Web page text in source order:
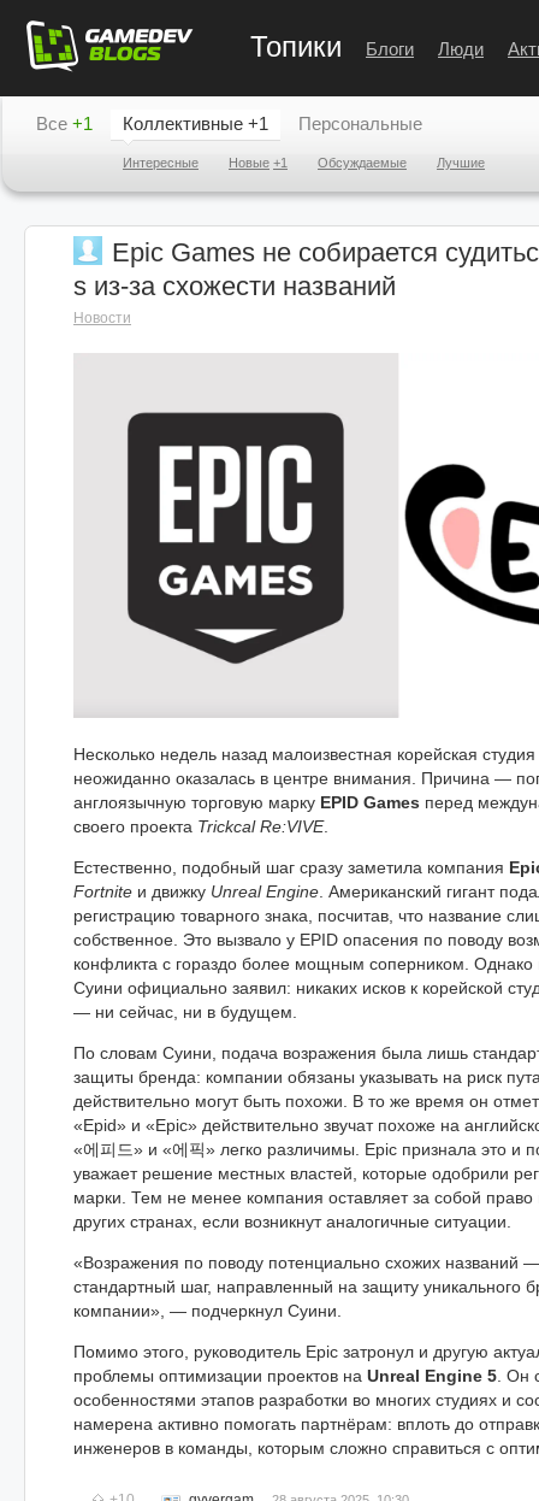
Топики Блоги Люди
Все +1 Коллективные +1
Интересные Новые +1 Обсуждаемые Лучшие
Персональные
Epic Games не собирается
s из-за схожести названий
Новости
Несколько недель назад малоизвестная корейская
неожиданно оказалась в центре внимания. Причина —
англоязычную торговую марку EPID Games перед
своего проекта Trickcal Re:VIVE.
Естественно, подобный шаг сразу заметила компания
Fortnite и движку Unreal Engine . Американский гигант
регистрацию товарного знака, посчитав, что название
собственное. Это вызвало у EPID опасения по поводу
конфликта с гораздо более мощным соперником. Однако
Суини официально заявил: никаких исков к корейской
— ни сейчас, ни в будущем.
По словам Суини, подача возражения была лишь
защиты бренда: компании обязаны указывать на риск
действительно могут быть похожи. В то же время он
«Epid» и «Epic» действительно звучат похоже на
«에피드» и «에픽» легко различимы. Epic признала это и
уважает решение местных властей, которые одобрили
марки. Тем не менее компания оставляет за собой право
других странах, если возникнут аналогичные ситуации.
«Возражения по поводу потенциально схожих названий
стандартный шаг, направленный на защиту уникального
компании», — подчеркнул Суини.
Помимо этого, руководитель Epic затронул и другую
проблемы оптимизации проектов на Unreal Engine 5 . Он
особенностями этапов разработки во многих студиях и
намерена активно помогать партнёрам: вплоть до
инженеров в команды, которым сложно справиться с